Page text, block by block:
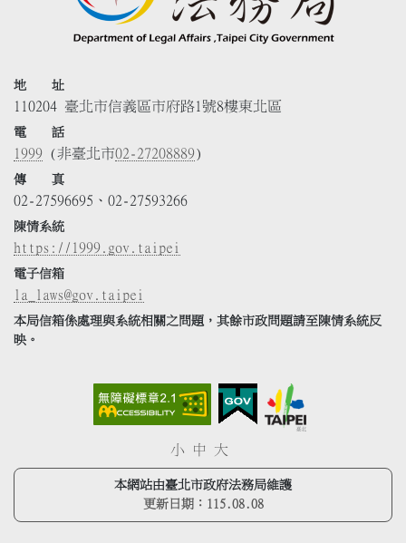
地 址
110204 臺北市信義區市府路1號8樓東北區
電 話
1999 (非臺北市02-27208889)
傳 真
02-27596695、02-27593266
陳情系統
https://1999.gov.taipei
電子信箱
la_laws@gov.taipei
本局信箱係處理與系統相關之問題，其餘市政問題請至陳情系統反
映。
小 中 大
本網站由臺北市政府法務局維護
更新日期： 115.08.08